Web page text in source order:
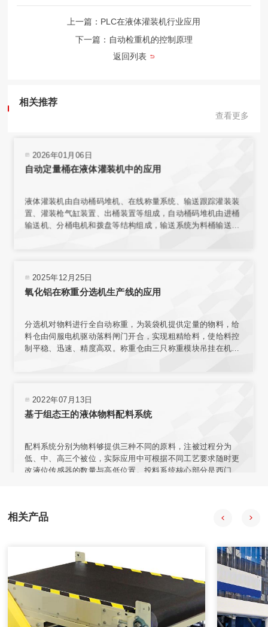
相关推荐
查看更多
2026年01月06日
自动定量桶在液体灌装机中的应用
液体灌装机由自动桶码堆机、在线称量系统、输送跟踪灌装装
置、灌装枪气缸装置、出桶装置等组成，自动桶码堆机由进桶
输送机、分桶电机和拨盘等结构组成，输送系统为料桶输送增
2025年12月25日
氧化铝在称重分选机生产线的应用
分选机对物料进行全自动称重，为装袋机提供定量的物料，给
料仓由伺服电机驱动落料闸门开合，实现粗精给料，使给料控
制平稳、迅速、精度高双。称重仓由三只称重模块吊挂在机架
量，称量模块固定在网板上，且允许重新安装传感器排列位置
或选择网板不同区域安装。
2022年07月13日
基于组态王的液体物料配料系统
配料系统分别为物料够提供三种不同的原料，注被过程分为
低、中、高三个被位，实际应用中可根据不同工艺要求随时更
改液位传感器的数量与高低位置。投料系统核心部分是西门子
会获得数据并通过组态王特其同步显示。
2020年08月18日
自动配料系统采用中药工艺控制技术、计算机技术、信息技
术、现代检测技术、APC技术和专家系统，提供自动化整体解
决方案。
上一篇：PLC在液体灌装机行业应用
返回列表
下一篇：自动检重机的控制原理
相关产品